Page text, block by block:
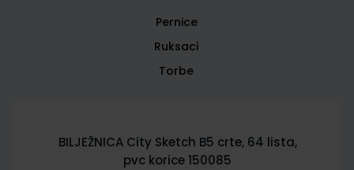
Pernice
Ruksaci
Torbe
BILJEŽNICA City Sketch B5 crte, 64 lista,
pvc korice 150085